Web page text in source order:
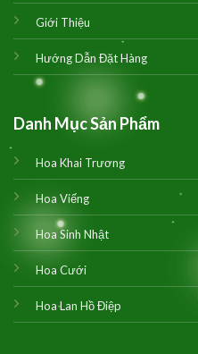
Giới Thiệu
Hướng Dẫn Đặt Hàng
Danh Mục Sản Phẩm
Hoa Khai Trương
Hoa Viếng
Hoa Sinh Nhật
Hoa Cưới
Hoa Lan Hồ Điệp